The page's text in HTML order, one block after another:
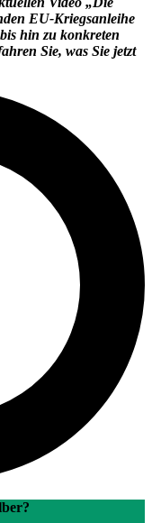
EU-Kriegsanleihe
hin zu konkreten
Sie, was Sie jetzt